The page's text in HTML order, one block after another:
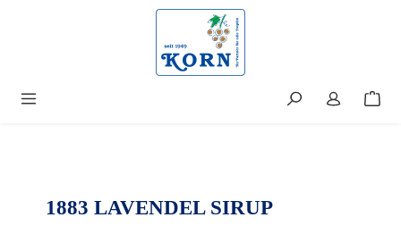
1883 LAVENDEL SIRUP